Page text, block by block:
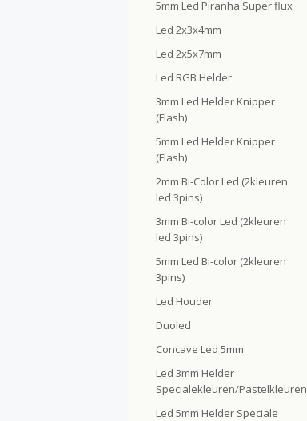
5mm Led Piranha Super flux
Led 2x3x4mm
Led 2x5x7mm
Led RGB Helder
3mm Led Helder Knipper
(Flash)
5mm Led Helder Knipper
(Flash)
2mm Bi-Color Led (2kleuren
led 3pins)
3mm Bi-color Led (2kleuren
led 3pins)
5mm Led Bi-color (2kleuren
3pins)
Led Houder
Duoled
Concave Led 5mm
Led 3mm Helder
Specialekleuren/Pastelkleuren
Led 5mm Helder Speciale